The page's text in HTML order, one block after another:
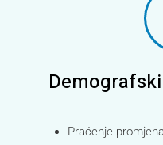
Praćenje